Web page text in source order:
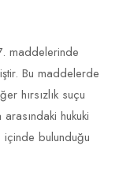
maddelerinde
Bu maddelerde
hırsızlık suçu
hukuki
içinde bulunduğu